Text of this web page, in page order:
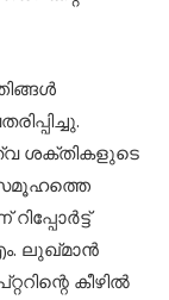
ശക്തികളുടെ
സമൂഹത്തെ
ലുഖ്മാൻ
കീഴിൽ